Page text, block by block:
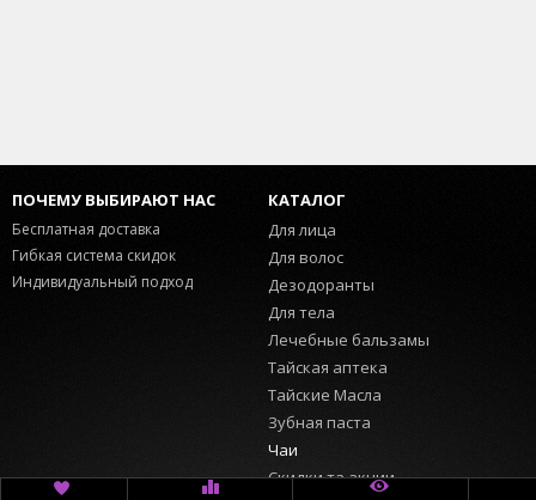
ПОЧЕМУ ВЫБИРАЮТ НАС
Бесплатная доставка
Гибкая система скидок
Индивидуальный подход
КАТАЛОГ
Для лица
Для волос
Дезодоранты
Для тела
Лечебные бальзамы
Тайская аптека
Тайские Масла
Зубная паста
Чаи
Скидки та акции